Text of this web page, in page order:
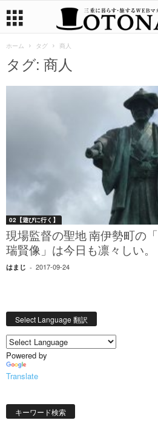
ホーム タグ 商人
タグ: 商人
02【遊びに行く】
現場監督の聖地 南伊勢町の
瑞賢像」は今日も凛々しい。
はまじ - 2017-09-24
Select Language 翻訳
Powered by
Translate
キーワード検索